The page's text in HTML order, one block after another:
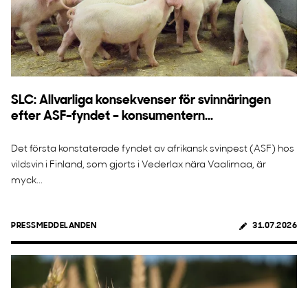
SLC: Allvarliga konsekvenser för svinnäringen
efter ASF-fyndet – konsumentern...
Det första konstaterade fyndet av afrikansk svinpest (ASF) hos
vildsvin i Finland, som gjorts i Vederlax nära Vaalimaa, är
myck...
PRESSMEDDELANDEN 31.07.2026